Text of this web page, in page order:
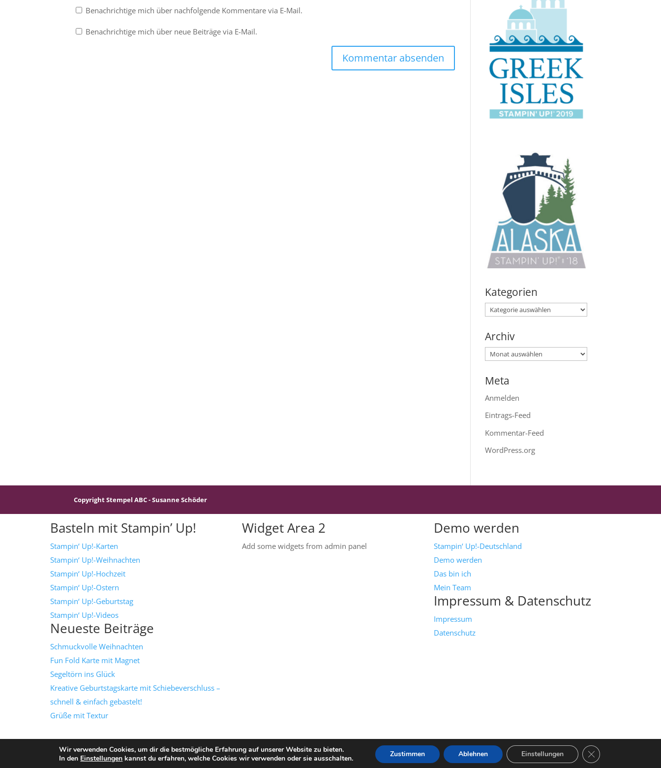
Benachrichtige mich über nachfolgende Kommentare via E-Mail.
Benachrichtige mich über neue Beiträge via E-Mail.
Kategorien
Kategorien
Archiv
Archiv
Meta
Anmelden
Eintrags-Feed
Kommentar-Feed
WordPress.org
Copyright Stempel ABC - Susanne Schöder
Wir verwenden Cookies, um dir die bestmögliche Erfahrung auf unserer Website zu bieten.
In den Einstellungen kannst du erfahren, welche Cookies wir verwenden oder sie ausschalten. Zustimmen Ablehnen Einstellungen GDPR Cookie-Banner
Basteln mit Stampin’ Up!
Stampin‘ Up!-Karten
Stampin‘ Up!-Weihnachten
Stampin‘ Up!-Hochzeit
Stampin‘ Up!-Ostern
Stampin‘ Up!-Geburtstag
Stampin‘ Up!-Videos
Neueste Beiträge
Schmuckvolle Weihnachten
Fun Fold Karte mit Magnet
Segeltörn ins Glück
Kreative Geburtstagskarte mit Schiebeverschluss –
schnell & einfach gebastelt!
Grüße mit Textur
Widget Area 2
Add some widgets from admin panel
Demo werden
Stampin‘ Up!-Deutschland
Demo werden
Das bin ich
Mein Team
Impressum & Datenschutz
Impressum
Datenschutz